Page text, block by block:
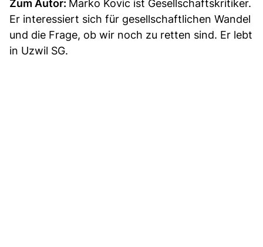
Zum Autor: Marko Kovic ist Gesellschaftskritiker.
Er interessiert sich für gesellschaftlichen Wandel
und die Frage, ob wir noch zu retten sind. Er lebt
in Uzwil SG.